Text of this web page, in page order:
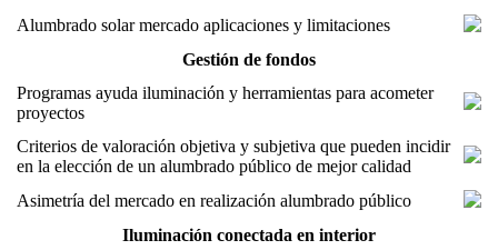
Alumbrado solar mercado aplicaciones y limitaciones
Gestión de fondos
Programas ayuda iluminación y herramientas para acometer
proyectos
Criterios de valoración objetiva y subjetiva que pueden incidir
en la elección de un alumbrado público de mejor calidad
Asimetría del mercado en realización alumbrado público
Iluminación conectada en interior